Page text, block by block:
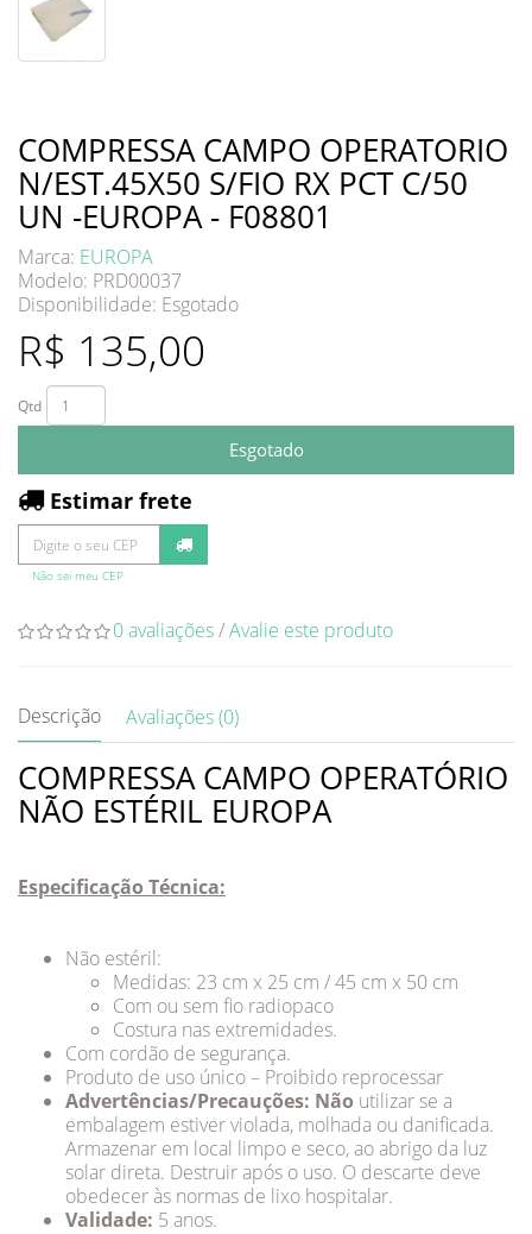
COMPRESSA CAMPO OPERATORIO
N/EST.45X50 S/FIO RX PCT C/50
UN -EUROPA - F08801
Marca: EUROPA
Modelo: PRD00037
Disponibilidade: Esgotado
R$ 135,00
Qtd
Esgotado
Estimar frete
Não sei meu CEP
0 avaliações/Avalie este produto
Descrição Avaliações (0)
COMPRESSA CAMPO OPERATÓRIO
NÃO ESTÉRIL EUROPA
Especificação Técnica:
Não estéril:
Medidas: 23 cm x 25 cm / 45 cm x 50 cm
Com ou sem fio radiopaco
Costura nas extremidades.
Com cordão de segurança.
Produto de uso único – Proibido reprocessar
Advertências/Precauções: Não utilizar se a
embalagem estiver violada, molhada ou danificada.
Armazenar em local limpo e seco, ao abrigo da luz
solar direta. Destruir após o uso. O descarte deve
obedecer às normas de lixo hospitalar.
Validade: 5 anos.